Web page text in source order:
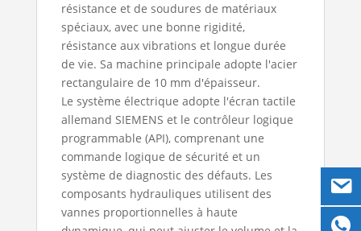
résistance et de soudures de matériaux
spéciaux, avec une bonne rigidité,
résistance aux vibrations et longue durée
de vie. Sa machine principale adopte l'acier
rectangulaire de 10 mm d'épaisseur.
Le système électrique adopte l'écran tactile
allemand SIEMENS et le contrôleur logique
programmable (API), comprenant une
commande logique de sécurité et un
système de diagnostic des défauts. Les
composants hydrauliques utilisent des
vannes proportionnelles à haute